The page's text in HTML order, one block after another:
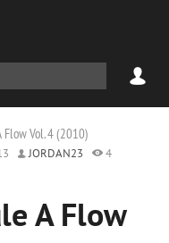
Flow Vol. 4 (2010)
JORDAN23
4
A Flow